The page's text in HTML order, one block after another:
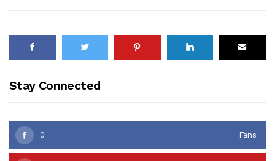
Stay Connected
0 Fans